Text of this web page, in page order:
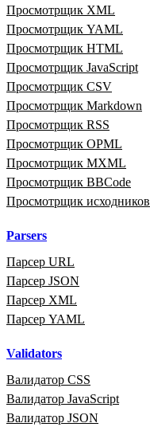
Просмотрщик XML
Просмотрщик YAML
Просмотрщик HTML
Просмотрщик JavaScript
Просмотрщик CSV
Просмотрщик Markdown
Просмотрщик RSS
Просмотрщик OPML
Просмотрщик MXML
Просмотрщик BBCode
Просмотрщик исходников
Parsers
Парсер URL
Парсер JSON
Парсер XML
Парсер YAML
Validators
Валидатор CSS
Валидатор JavaScript
Валидатор JSON